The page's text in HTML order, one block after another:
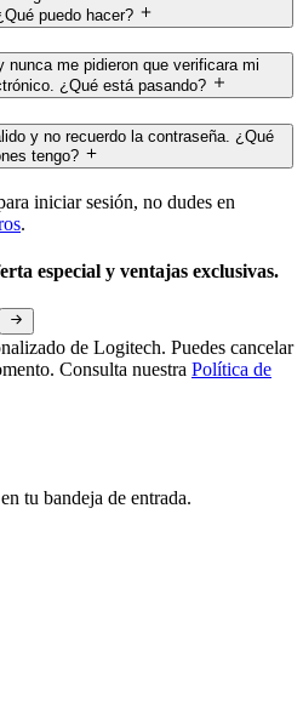
puedo hacer?
me pidieron que verificara mi
¿Qué está pasando?
y no recuerdo la contraseña. ¿Qué
tengo?
iniciar sesión, no dudes en
.
especial y ventajas exclusivas.
de Logitech. Puedes cancelar
Consulta nuestra Política de
tu bandeja de entrada.